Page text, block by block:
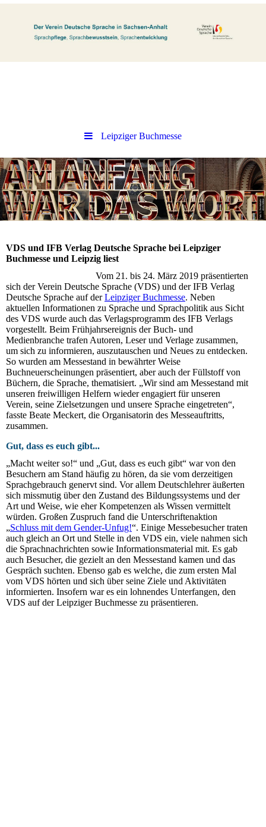
Leipziger Buchmesse
VDS und IFB Verlag Deutsche Sprache bei Leipziger
Buchmesse und Leipzig liest
Vom 21. bis 24. März 2019 präsentierten
sich der Verein Deutsche Sprache (VDS) und der IFB Verlag
Deutsche Sprache auf derLeipziger Buchmesse. Neben
aktuellen Informationen zu Sprache und Sprachpolitik aus Sicht
des VDS wurde auch das Verlagsprogramm des IFB Verlags
vorgestellt. Beim Frühjahrsereignis der Buch- und
Medienbranche trafen Autoren, Leser und Verlage zusammen,
um sich zu informieren, auszutauschen und Neues zu entdecken.
So wurden am Messestand in bewährter Weise
Buchneuerscheinungen präsentiert, aber auch der Füllstoff von
Büchern, die Sprache, thematisiert. „Wir sind am Messestand mit
unseren freiwilligen Helfern wieder engagiert für unseren
Verein, seine Zielsetzungen und unsere Sprache eingetreten“,
fasste Beate Meckert, die Organisatorin des Messeauftritts,
zusammen.
Gut, dass es euch gibt...
„Macht weiter so!“ und „Gut, dass es euch gibt“ war von den
Besuchern am Stand häufig zu hören, da sie vom derzeitigen
Sprachgebrauch genervt sind. Vor allem Deutschlehrer äußerten
sich missmutig über den Zustand des Bildungssystems und der
Art und Weise, wie eher Kompetenzen als Wissen vermittelt
würden. Großen Zuspruch fand die Unterschriftenaktion
„Schluss mit dem Gender-Unfug!“. Einige Messebesucher traten
auch gleich an Ort und Stelle in den VDS ein, viele nahmen sich
die Sprachnachrichten sowie Informationsmaterial mit. Es gab
auch Besucher, die gezielt an den Messestand kamen und das
Gespräch suchten. Ebenso gab es welche, die zum ersten Mal
vom VDS hörten und sich über seine Ziele und Aktivitäten
informierten. Insofern war es ein lohnendes Unterfangen, den
VDS auf der Leipziger Buchmesse zu präsentieren.